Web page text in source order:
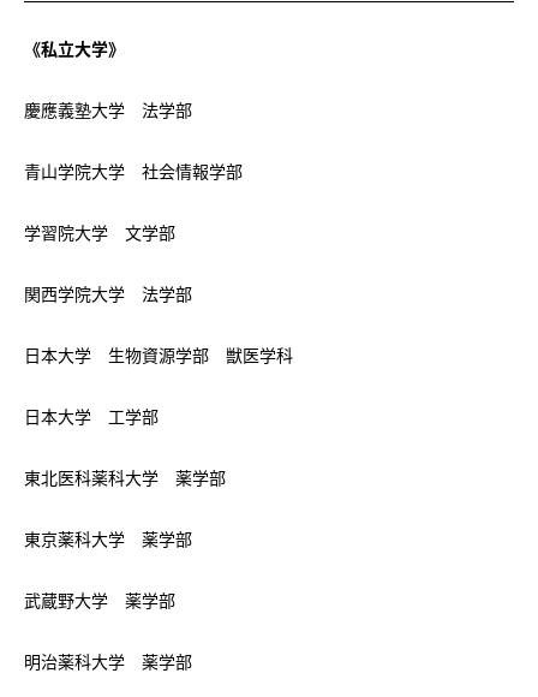
《私立大学》
慶應義塾大学 法学部
青山学院大学 社会情報学部
学習院大学 文学部
関西学院大学 法学部
日本大学 生物資源学部 獣医学科
日本大学 工学部
東北医科薬科大学 薬学部
東京薬科大学 薬学部
武蔵野大学 薬学部
明治薬科大学 薬学部